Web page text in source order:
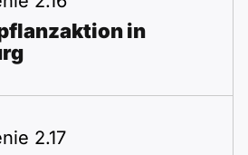
in
2.17